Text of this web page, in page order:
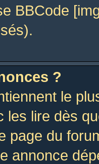
BBCode
?
le
les lire dès
page du
annonce